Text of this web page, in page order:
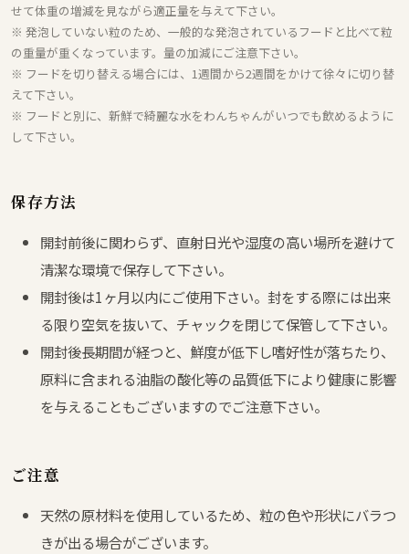
せて体重の増減を見ながら適正量を与えて下さい。
※ 発泡していない粒のため、一般的な発泡されているフードと比べて粒
の重量が重くなっています。量の加減にご注意下さい。
※ フードを切り替える場合には、1週間から2週間をかけて徐々に切り替
えて下さい。
※ フードと別に、新鮮で綺麗な水をわんちゃんがいつでも飲めるように
して下さい。
保存方法
開封前後に関わらず、直射日光や湿度の高い場所を避けて
清潔な環境で保存して下さい。
開封後は1ヶ月以内にご使用下さい。封をする際には出来
る限り空気を抜いて、チャックを閉じて保管して下さい。
開封後長期間が経つと、鮮度が低下し嗜好性が落ちたり、
原料に含まれる油脂の酸化等の品質低下により健康に影響
を与えることもございますのでご注意下さい。
ご注意
天然の原材料を使用しているため、粒の色や形状にバラつ
きが出る場合がございます。